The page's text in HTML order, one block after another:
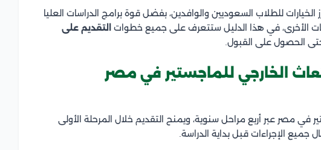
للطلاب السعوديين والوافدين، بفضل قوة برامج الدراسات العليا
الأخرى، في هذا الدليل ستتعرف على جميع خطوات
التقديم على
الحصول على القبول.
الخارجي للماجستير في مصر
في مصر عبر أربع مراحل سنوية، ويمنح التقديم خلال المرحلة الأولى
الإجراءات قبل بداية الدراسة.